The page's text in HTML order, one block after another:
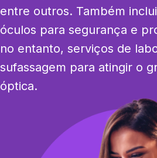
entre outros. Também
óculos para segurança e
no entanto, serviços de
sufassagem para atingir o
óptica.